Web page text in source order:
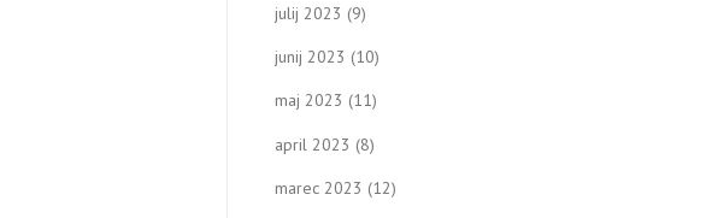
julij 2023 (9)
junij 2023 (10)
maj 2023 (11)
april 2023 (8)
marec 2023 (12)